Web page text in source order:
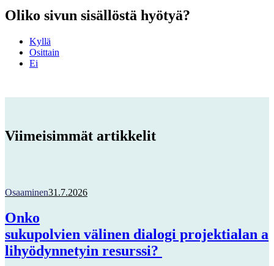
Oliko sivun sisällöstä hyötyä?
Kyllä
Osittain
Ei
Viimeisimmät artikkelit
Osaaminen31.7.2026
Onko
sukupolvien välinen dialogi projektialan a
lihyödynnetyin resurssi?